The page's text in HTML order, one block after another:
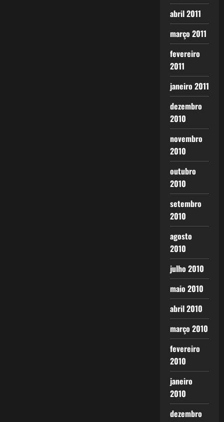
abril 2011
março 2011
fevereiro
2011
janeiro 2011
dezembro
2010
novembro
2010
outubro
2010
setembro
2010
agosto
2010
julho 2010
maio 2010
abril 2010
março 2010
fevereiro
2010
janeiro
2010
dezembro